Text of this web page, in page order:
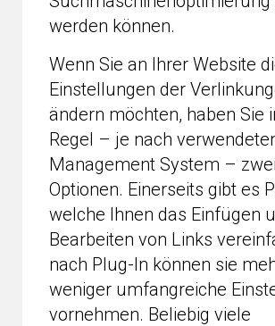
werden können.
Wenn Sie an Ihrer Website
Einstellungen der
ändern möchten, haben Sie
Regel – je nach
Management System – zwei
Optionen. Einerseits gibt es
welche Ihnen das Einfügen
Bearbeiten von Links
nach Plug-In können sie
weniger umfangreiche
vornehmen. Beliebig viele